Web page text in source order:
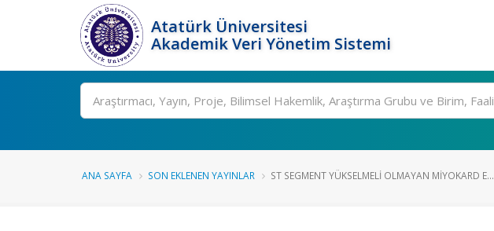
Atatürk Üniversitesi
Akademik Veri Yönetim Sistemi
Ara
ANA SAYFA SON EKLENEN YAYINLAR ST SEGMENT YÜKSELMELİ OLMAYAN MİYOKARD E...